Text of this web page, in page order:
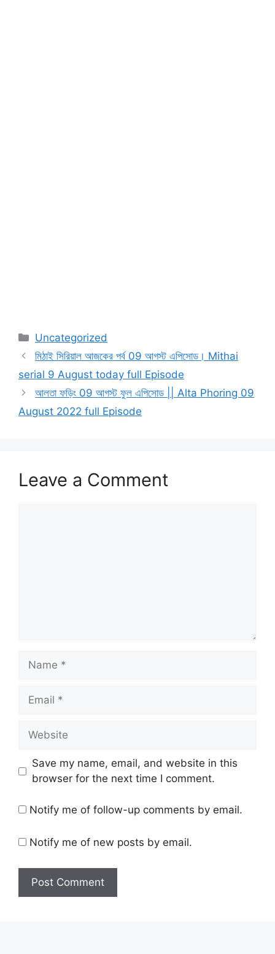
Categories
Uncategorized
মিঠাই সিরিয়াল আজকের পর্ব 09 আগস্ট এপিসোড। Mithai
serial 9 August today full Episode
আলতা ফড়িং 09 আগস্ট ফুল এপিসোড || Alta Phoring 09
August 2022 full Episode
Leave a Comment
Name
Email
Website
Save my name, email, and website in this
browser for the next time I comment.
Notify me of follow-up comments by email.
Notify me of new posts by email.